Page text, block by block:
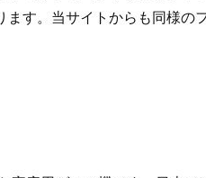
す。当サイトからも同様の